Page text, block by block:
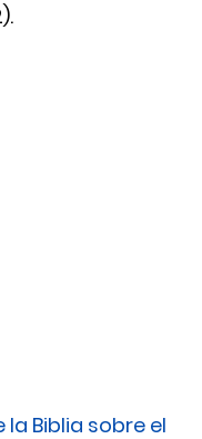
la Biblia sobre el